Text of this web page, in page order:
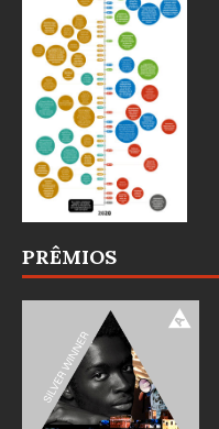
PRÊMIOS